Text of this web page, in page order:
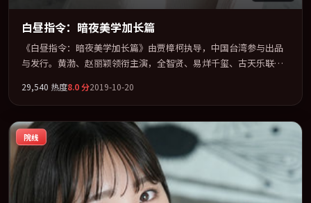
白昼指令：暗夜美学加长篇
《白昼指令：暗夜美学加长篇》由贾樟柯执导，中国台湾参与出品
与发行。黄渤、赵丽颖领衔主演，全智贤、易烊千玺、古天乐联袂
类型为骨架，在叙事、表演与视听上力求统一。定于 2019-09-21 在
内地院线及主流平台同步亮相，2019 年度话题片中口碑稳健，适合
喜欢强情节与人物弧光的观众完整观看。
29,540 热度8.0分2019-10-20
院线